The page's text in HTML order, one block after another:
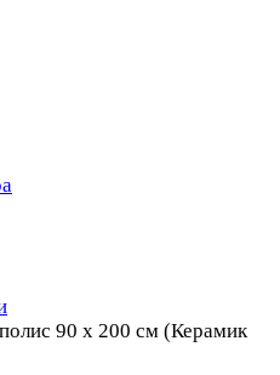
90 х 200 см (Керамик